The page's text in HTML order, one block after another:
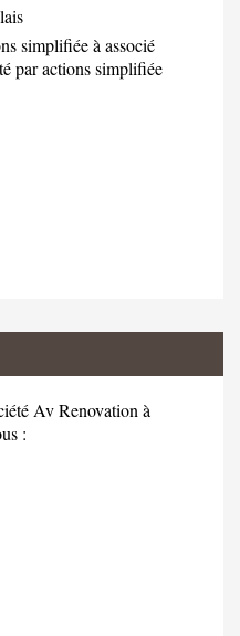
simplifiée à associé
par actions simplifiée
Av Renovation à
: